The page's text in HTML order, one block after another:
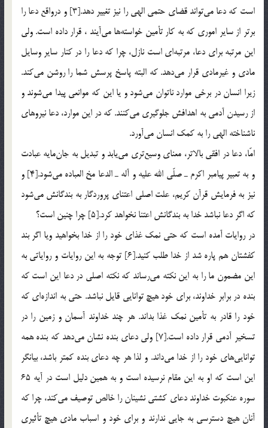
است كه دعا مي‌تواند قضاي حتمي الهي را نيز تغيير دهد.[3] و درواقع دعا را
برتر از ساير اموري كه به كار تأمين خواسته‌ها مي‌آيند ، قرار داده است. ولي
اين مرتبه براي دعا، مرتبه‌اي است نازل، چرا كه دعا را در كنار ساير وسايل
مادي و غيرمادي قرار مي‌دهد. كه البته پاسخ پرسش شما را روشن مي‌كند.
زيرا انسان در برخي موارد ناتوان مي‌شود و يا اين كه موانعي پيدا مي‌شوند و
از رسيدن آدمي به اهدافش جلوگيري مي‌كنند. كه در اين موارد، دعا نيروهاي
ناشناخته‌ الهي را به كمك انسان مي‌آورد.
امّا، دعا در افقي بالاتر، معناي وسيع‌تري مي‌يابد و تبديل به جان‌مايه عبادت
و به تعبير پيامبر اكرم ـ صلّي الله عليه و آله ـ الدعا مخ العباده مي‌شود.[4] و
نيز به فرمايش قرآن كريم، علت اصلي اعتناي پروردگار به بندگانش مي‌شود
كه اگر دعا نباشد خدا به بندگانش اعتنا نخواهد كرد.[5] چرا چنين است؟
در روايات آمده است كه حتي نمك غذاي خود را از خدا بخواهيد ويا اگر بند
كفشتان هم پاره شد از خدا طلب كنيد.[6] توجه به اين روايات و رواياتي به
اين مضمون ما را به اين نكته مي‌رساند كه نكته اصلي در دعا اين است كه
بنده در برابر خداوند، براي خود هيچ توانايي قايل نباشد. حتي به اندازه‌اي كه
خود را قادر به تأمين نمك غذا بداند. هر چند خداوند آسمان و زمين را در
تسخير آدمي قرار داده است.[7] ولي دعاي بنده نشان مي‌دهد كه بنده همه
توانايي‌هاي خود را از خدا مي‌داند. و لذا هر چه دعاي بنده كمتر باشد، بيانگر
اين است كه او به اين مقام نرسيده است و به همين دليل است در آيه 65
سوره عنكبوت خداوند دعاي كشتي نشينان را خالص توصيف مي‌كند، چرا كه
آنان هيچ دسترسي به جايي ندارند و براي خود و اسباب مادي هيچ تأثيري